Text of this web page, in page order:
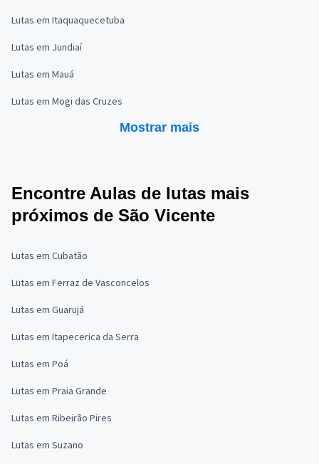
Lutas em Itaquaquecetuba
Lutas em Jundiaí
Lutas em Mauá
Lutas em Mogi das Cruzes
Mostrar mais
Encontre Aulas de lutas mais
próximos de São Vicente
Lutas em Cubatão
Lutas em Ferraz de Vasconcelos
Lutas em Guarujá
Lutas em Itapecerica da Serra
Lutas em Poá
Lutas em Praia Grande
Lutas em Ribeirão Pires
Lutas em Suzano